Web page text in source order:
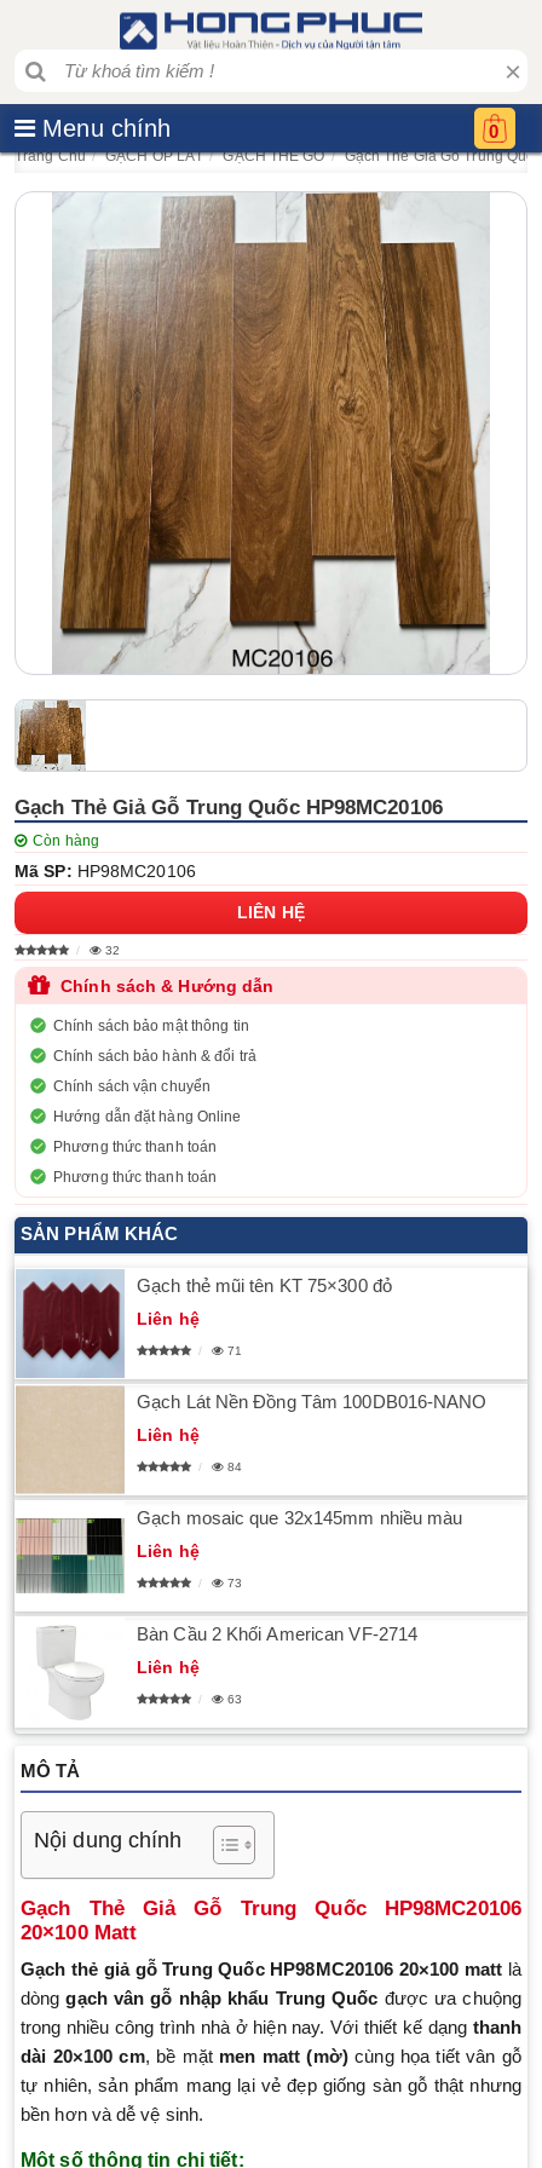
×
Menu chính 0
Trang Chủ GẠCH ỐP LÁT GẠCH THẺ GỖ Gạch Thẻ Giả Gỗ Trung
Gạch Thẻ Giả Gỗ Trung Quốc HP98MC20106
Còn hàng
Mã SP: HP98MC20106
LIÊN HỆ
32
Chính sách & Hướng dẫn
Chính sách bảo mật thông tin
Chính sách bảo hành & đổi trả
Chính sách vận chuyển
Hướng dẫn đặt hàng Online
Phương thức thanh toán
Phương thức thanh toán
SẢN PHẨM KHÁC
Gạch thẻ mũi tên KT 75×300 đỏ
Liên hệ
71
Gạch Lát Nền Đồng Tâm 100DB016-NANO
Liên hệ
84
Gạch mosaic que 32x145mm nhiều màu
Liên hệ
73
Bàn Cầu 2 Khối American VF-2714
Liên hệ
63
MÔ TẢ
Nội dung chính
Gạch Thẻ Giả Gỗ Trung Quốc HP98MC20106
20×100 Matt
Gạch thẻ giả gỗ Trung Quốc HP98MC20106 20×100 matt là
dònggạch vân gỗ nhập khẩu Trung Quốc được ưa chuộng
trong nhiều công trình nhà ở hiện nay. Với thiết kế dạng thanh
dài 20×100 cm, bề mặt men matt (mờ)cùng họa tiết vân gỗ
tự nhiên, sản phẩm mang lại vẻ đẹp giống sàn gỗ thật nhưng
bền hơn và dễ vệ sinh.
Một số thông tin chi tiết: